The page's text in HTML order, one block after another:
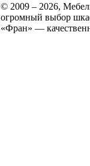
© 2009 – 2026,
огромный выбор
«Фран» —